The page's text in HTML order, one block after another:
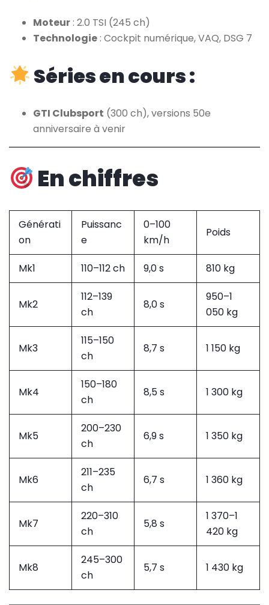
Moteur : 2.0 TSI (245 ch)
Technologie : Cockpit numérique, VAQ, DSG 7
Séries en cours :
GTI Clubsport (300 ch), versions 50e
anniversaire à venir
En chiffres
Générati
on
Puissanc
e
0–100
km/h
Poids
Mk1 110–112 ch 9,0 s 810 kg
Mk2
112–139
ch
8,0 s
950–1
050 kg
Mk3
115–150
ch
8,7 s 1 150 kg
Mk4
150–180
ch
8,5 s 1 300 kg
Mk5
200–230
ch
6,9 s 1 350 kg
Mk6
211–235
ch
6,7 s 1 360 kg
Mk7
220–310
ch
5,8 s
1 370–1
420 kg
Mk8
245–300
ch
5,7 s 1 430 kg